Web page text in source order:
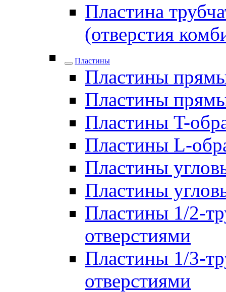
Пластина
(отверстия
Пластины
Пластины
Пластины
Пластины T-
Пластины L-
Пластины
Пластины
Пластины 1/2-
отверстиями
Пластины 1/3-
отверстиями